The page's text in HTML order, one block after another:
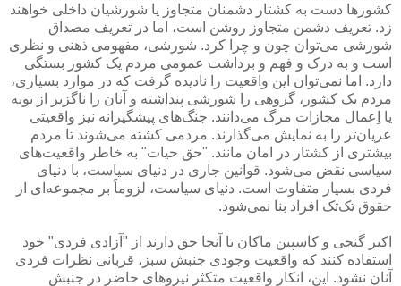
کشورها دست به کشتار دشمنان متجاوز یا شورشیان داخلی خواهند
زد. تعریف دشمن متجاوز روشن است، اما در تعریف مصداق
شورشی می‌توان چون و چرا کرد. شورشی، مفهومی ذهنی و نظری
است و به درک و فهم و برداشت عمومی مردم یک کشور بستگی
دارد. اما نمی‌توان این واقعیت را نادیده گرفت که در موارد بسیاری،
مردم یک کشور، گروهی را شورشی پنداشته و آنان را ناگزیر از توبه
یا اِعمال مجازات مرگ می‌دانند. جنگ‌های پیشگیرانه نیز واقعیتی
عریان‌تر را به نمایش می‌گذارند. مردمی کشته می‌شوند تا مردم
بیشتری از کشتار در امان مانند. "حق حیات" به خاطر واقعیت‌های
سیاسی نقض می‌شود. قوانین جاری در دنیای سیاست، با دنیای
فردی بسیار متفاوت است. دنیای سیاست، لزوماً بر مجموعه‌ای از
حقوق تک‌تک افراد بنا نمی‌شود.
اکبر گنجی و کاسپین ماکان تا آنجا حق دارند از "آزادی فردی" خود
استفاده کنند که واقعیت وجودی جنبش سبز، قربانی نظرات فردی
آنان نشود. این، انکار واقعیت متکثر نیروهای حاضر در جنبش